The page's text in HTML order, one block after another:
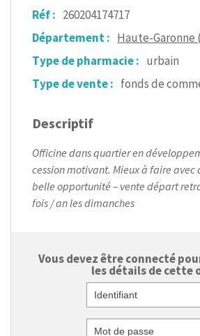
Réf : 260204174717
Département : Haute-Garonne
Type de pharmacie : urbain
Type de vente : fonds de
Descriptif
Officine dans quartier en
cession motivant. Mieux à faire
belle opportunité – vente départ
fois / an les dimanches
Vous devez être connecté
les détails de cette
Identifiant